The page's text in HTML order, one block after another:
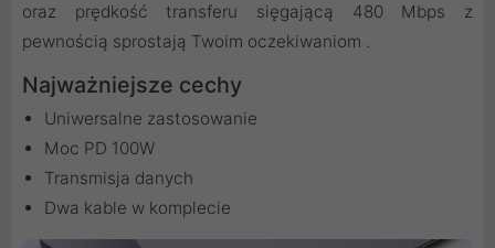
oraz prędkość transferu sięgającą 480 Mbps z
pewnością sprostają Twoim oczekiwaniom .
Najważniejsze cechy
Uniwersalne zastosowanie
Moc PD 100W
Transmisja danych
Dwa kable w komplecie